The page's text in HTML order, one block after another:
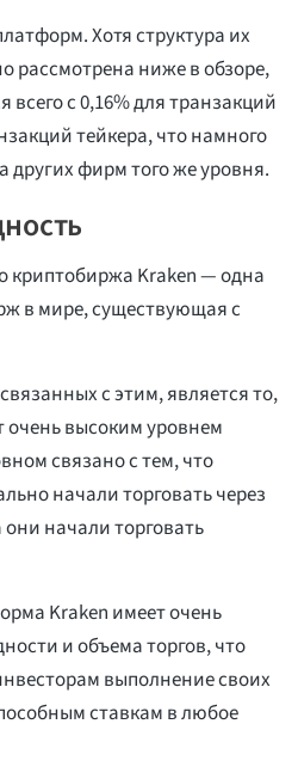
Хотя структура их
рассмотрена ниже в обзоре,
с 0,16% для транзакций
тейкера, что намного
фирм того же уровня.
криптобиржа Kraken — одна
в мире, существующая с
с этим, является то,
очень высоким уровнем
связано с тем, что
начали торговать через
начали торговать
Kraken имеет очень
и объема торгов, что
выполнение своих
ставкам в любое